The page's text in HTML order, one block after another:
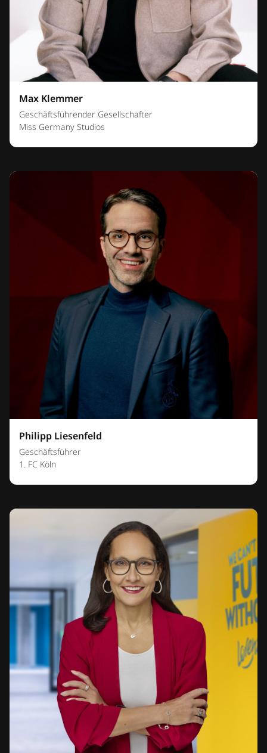
Max Klemmer
Geschäftsführender Gesellschafter
Miss Germany Studios
Philipp Liesenfeld
Geschäftsführer
1. FC Köln